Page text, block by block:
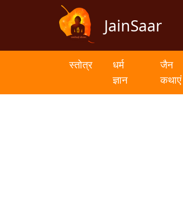
JainSaar
स्तोत्र
धर्म
ज्ञान
जैन
कथाएं